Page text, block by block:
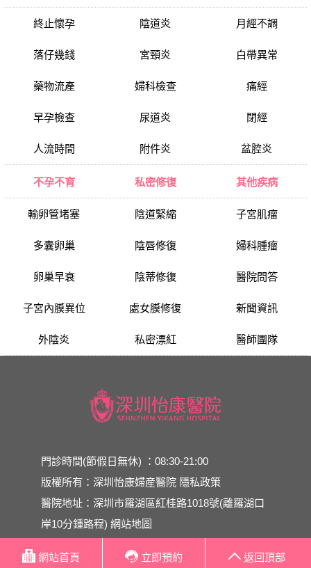
終止懷孕
落仔幾錢
藥物流產
早孕檢查
人流時間
陰道炎
宮頸炎
婦科檢查
尿道炎
附件炎
月經不調
白帶異常
痛經
閉經
盆腔炎
不孕不育
輸卵管堵塞
多囊卵巢
卵巢早衰
子宮內膜異位
外陰炎
私密修復
陰道緊縮
陰唇修復
陰蒂修復
處女膜修復
私密漂紅
其他疾病
子宮肌瘤
婦科腫瘤
醫院問答
新聞資訊
醫師團隊
門診時間(節假日無休) ：08:30-21:00
版權所有：深圳怡康婦産醫院 隱私政策
醫院地址：深圳市羅湖區紅桂路1018號(離羅湖口
岸10分鍾路程)網站地圖
網站首頁 立即預約 返回頂部